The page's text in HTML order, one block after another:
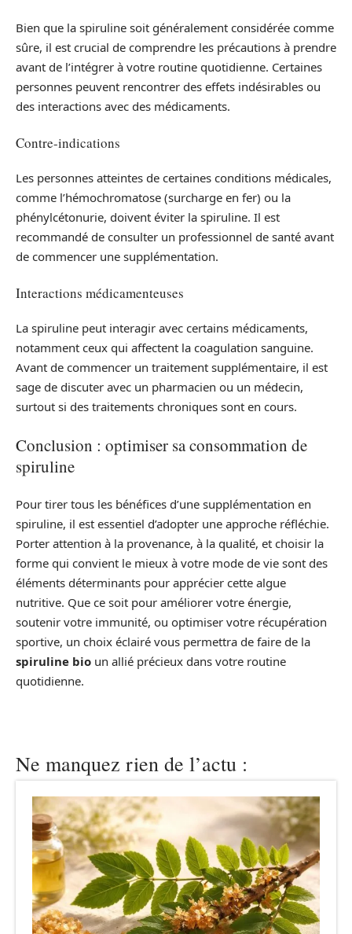
Bien que la spiruline soit généralement considérée comme
sûre, il est crucial de comprendre les précautions à prendre
avant de l’intégrer à votre routine quotidienne. Certaines
personnes peuvent rencontrer des effets indésirables ou
des interactions avec des médicaments.
Contre-indications
Les personnes atteintes de certaines conditions médicales,
comme l’hémochromatose (surcharge en fer) ou la
phénylcétonurie, doivent éviter la spiruline. Il est
recommandé de consulter un professionnel de santé avant
de commencer une supplémentation.
Interactions médicamenteuses
La spiruline peut interagir avec certains médicaments,
notamment ceux qui affectent la coagulation sanguine.
Avant de commencer un traitement supplémentaire, il est
sage de discuter avec un pharmacien ou un médecin,
surtout si des traitements chroniques sont en cours.
Conclusion : optimiser sa consommation de
spiruline
Pour tirer tous les bénéfices d’une supplémentation en
spiruline, il est essentiel d’adopter une approche réfléchie.
Porter attention à la provenance, à la qualité, et choisir la
forme qui convient le mieux à votre mode de vie sont des
éléments déterminants pour apprécier cette algue
nutritive. Que ce soit pour améliorer votre énergie,
soutenir votre immunité, ou optimiser votre récupération
sportive, un choix éclairé vous permettra de faire de la
spiruline bio un allié précieux dans votre routine
quotidienne.
Ne manquez rien de l’actu :